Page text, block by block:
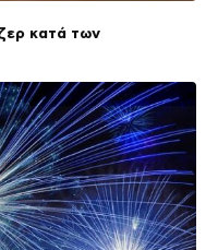
κατά των